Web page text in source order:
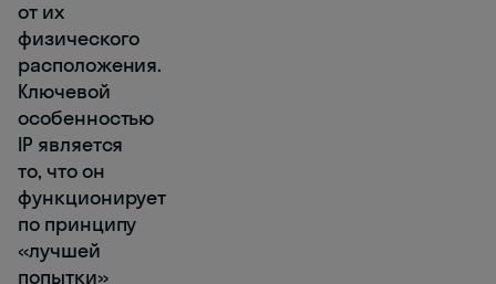
от их
физического
расположения.
Ключевой
особенностью
IP является
то, что он
функционирует
по принципу
«лучшей
попытки»